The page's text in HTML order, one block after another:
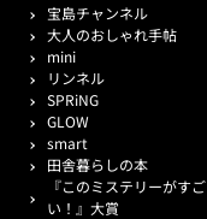
宝島チャンネル
大人のおしゃれ手帖
mini
リンネル
SPRiNG
GLOW
smart
田舎暮らしの本
『このミステリーがすご
い！』大賞